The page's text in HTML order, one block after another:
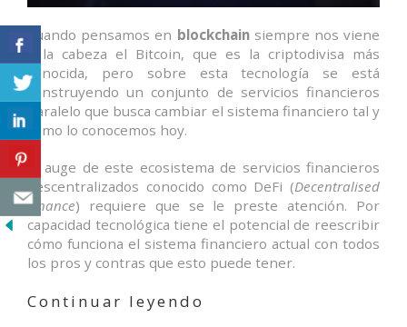
Cuando pensamos en blockchainsiempre nos viene
a la cabeza el Bitcoin, que es la criptodivisa más
conocida, pero sobre esta tecnología se está
construyendo un conjunto de servicios financieros
paralelo que busca cambiar el sistema financiero tal y
como lo conocemos hoy.
El auge de este ecosistema de servicios financieros
descentralizados conocido como DeFi (Decentralised
Finance) requiere que se le preste atención. Por
capacidad tecnológica tiene el potencial de reescribir
cómo funciona el sistema financiero actual con todos
los pros y contras que esto puede tener.
Continuar leyendo